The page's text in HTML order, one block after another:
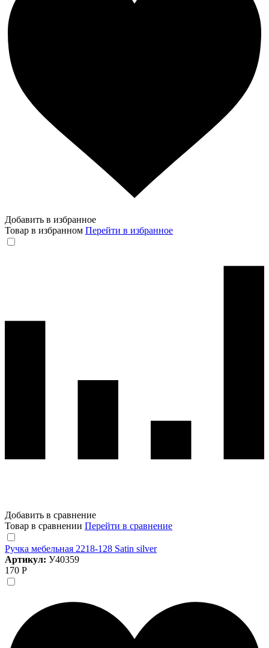
Добавить в избранное
Товар в избранном Перейти в избранное
Добавить в сравнение
Товар в сравнении Перейти в сравнение
Ручка мебельная 2218-128 Satin silver
Артикул: У40359
170 Р